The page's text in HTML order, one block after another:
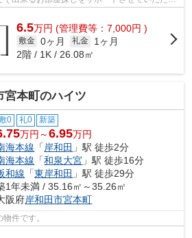
6.5万円 (管理費等：7,000円 )
敷金 0ヶ月 礼金
1ヶ月
2階 / 1K / 26.08㎡
宮本町のハイツ
0 礼0 新築
万円～6.95万円
海本線 「 岸和田 」駅 徒歩2分
海本線 「和泉大宮 」駅 徒歩16分
和線 「東岸和田 」駅 徒歩29分
1年未満 / 35.16㎡～35.26㎡
阪府岸和田市宮本町
件です。